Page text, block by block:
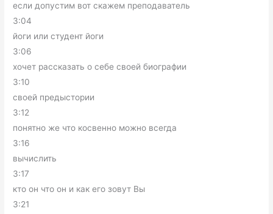
если допустим вот скажем преподаватель
3:04
йоги или студент йоги
3:06
хочет рассказать о себе своей биографии
3:10
своей предыстории
3:12
понятно же что косвенно можно всегда
3:16
вычислить
3:17
кто он что он и как его зовут Вы
3:21